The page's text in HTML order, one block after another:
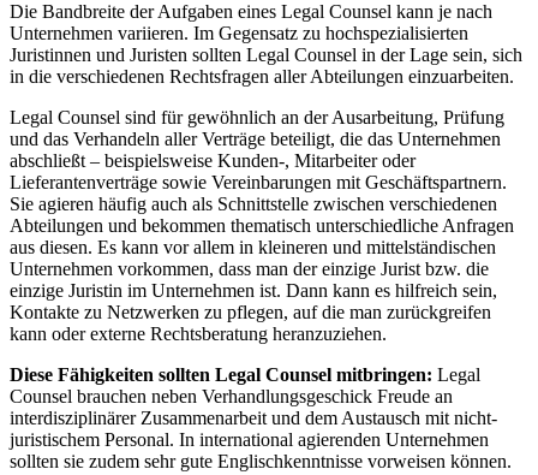
Die Bandbreite der Aufgaben eines Legal Counsel kann je nach
Unternehmen variieren. Im Gegensatz zu hochspezialisierten
Juristinnen und Juristen sollten Legal Counsel in der Lage sein, sich
in die verschiedenen Rechtsfragen aller Abteilungen einzuarbeiten.
Legal Counsel sind für gewöhnlich an der Ausarbeitung, Prüfung
und das Verhandeln aller Verträge beteiligt, die das Unternehmen
abschließt – beispielsweise Kunden-, Mitarbeiter oder
Lieferantenverträge sowie Vereinbarungen mit Geschäftspartnern.
Sie agieren häufig auch als Schnittstelle zwischen verschiedenen
Abteilungen und bekommen thematisch unterschiedliche Anfragen
aus diesen. Es kann vor allem in kleineren und mittelständischen
Unternehmen vorkommen, dass man der einzige Jurist bzw. die
einzige Juristin im Unternehmen ist. Dann kann es hilfreich sein,
Kontakte zu Netzwerken zu pflegen, auf die man zurückgreifen
kann oder externe Rechtsberatung heranzuziehen.
Diese Fähigkeiten sollten Legal Counsel mitbringen: Legal
Counsel brauchen neben Verhandlungsgeschick Freude an
interdisziplinärer Zusammenarbeit und dem Austausch mit nicht-
juristischem Personal. In international agierenden Unternehmen
sollten sie zudem sehr gute Englischkenntnisse vorweisen können.